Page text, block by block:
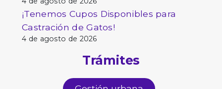
¡Tenemos Cupos Disponibles para
Castración de Gatos!
4 de agosto de 2026
Trámites